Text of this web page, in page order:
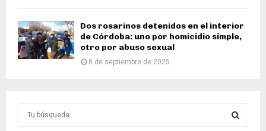
Dos rosarinos detenidos en el interior
de Córdoba: uno por homicidio simple,
otro por abuso sexual
8 de septiembre de 2025